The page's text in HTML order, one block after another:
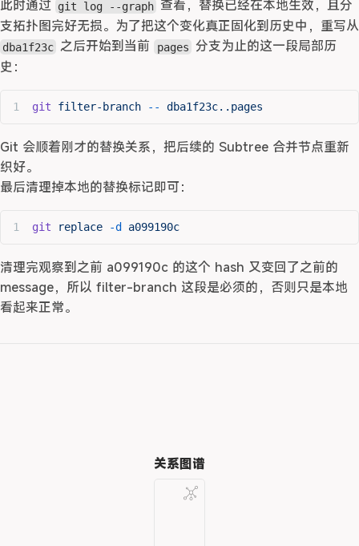
此时通过 git log --graph 查看，替换已经在本地生效，且分
支拓扑图完好无损。为了把这个变化真正固化到历史中，重写从
dba1f23c 之后开始到当前 pages 分支为止的这一段局部历
史：
git filter-branch -- dba1f23c..pages
Git 会顺着刚才的替换关系，把后续的 Subtree 合并节点重新
织好。
最后清理掉本地的替换标记即可：
git replace -d a099190c
清理完观察到之前 a099190c 的这个 hash 又变回了之前的
message，所以 filter-branch 这段是必须的，否则只是本地
看起来正常。
关系图谱